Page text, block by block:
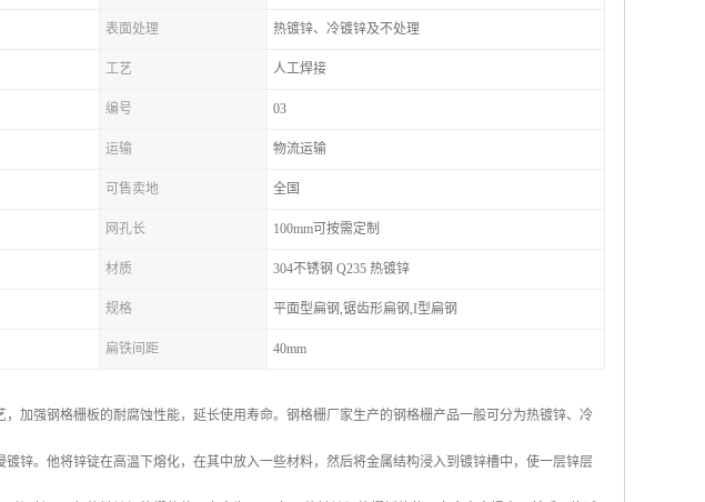
表面处理 热镀锌、冷镀锌及不处理
工艺 人工焊接
编号 03
运输 物流运输
可售卖地 全国
网孔长 100mm可按需定制
材质 304不锈钢 Q235 热镀锌
规格 平面型扁钢,锯齿形扁钢,I型扁钢
扁铁间距 40mm
加强钢格栅板的耐腐蚀性能，延长使用寿命。钢格栅厂家生产的钢格栅产品一般可分为热镀锌、冷
锌。他将锌锭在高温下熔化，在其中放入一些材料，然后将金属结构浸入到镀锌槽中，使一层锌层